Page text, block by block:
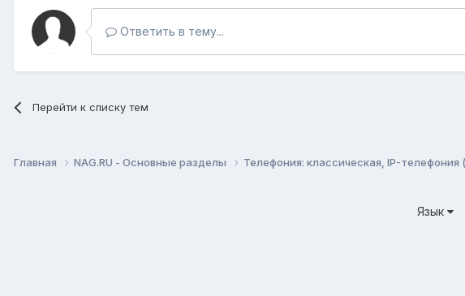
Ответить в тему...
Перейти к списку тем
Главная NAG.RU - Основные разделы Телефония: классическая, IP-телефония
Язык